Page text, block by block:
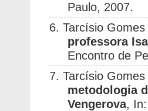
Paulo, 2007.
6. Tarcísio
professora
Encontro de
7. Tarcísio
metodologia
Vengerova,